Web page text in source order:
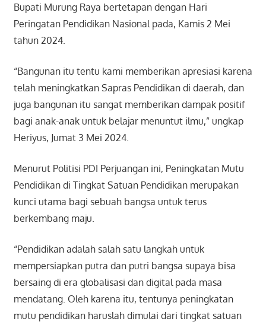
Bupati Murung Raya bertetapan dengan Hari
Peringatan Pendidikan Nasional pada, Kamis 2 Mei
tahun 2024.
“Bangunan itu tentu kami memberikan apresiasi karena
telah meningkatkan Sapras Pendidikan di daerah, dan
juga bangunan itu sangat memberikan dampak positif
bagi anak-anak untuk belajar menuntut ilmu,” ungkap
Heriyus, Jumat 3 Mei 2024.
Menurut Politisi PDI Perjuangan ini, Peningkatan Mutu
Pendidikan di Tingkat Satuan Pendidikan merupakan
kunci utama bagi sebuah bangsa untuk terus
berkembang maju.
“Pendidikan adalah salah satu langkah untuk
mempersiapkan putra dan putri bangsa supaya bisa
bersaing di era globalisasi dan digital pada masa
mendatang. Oleh karena itu, tentunya peningkatan
mutu pendidikan haruslah dimulai dari tingkat satuan